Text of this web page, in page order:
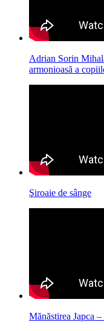
Adrian Sorin
armonioasă a
Şiroaie de sânge
Mănăstirea Japca